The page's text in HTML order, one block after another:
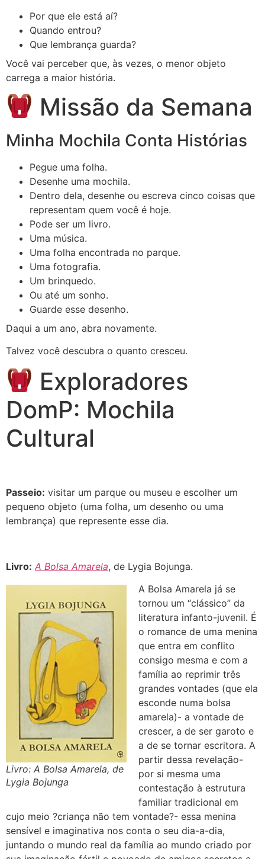
Por que ele está aí?
Quando entrou?
Que lembrança guarda?
Você vai perceber que, às vezes, o menor objeto
carrega a maior história.
Missão da Semana
Minha Mochila Conta Histórias
Pegue uma folha.
Desenhe uma mochila.
Dentro dela, desenhe ou escreva cinco coisas que
representam quem você é hoje.
Pode ser um livro.
Uma música.
Uma folha encontrada no parque.
Uma fotografia.
Um brinquedo.
Ou até um sonho.
Guarde esse desenho.
Daqui a um ano, abra novamente.
Talvez você descubra o quanto cresceu.
Exploradores
DomP: Mochila
Cultural
Passeio: visitar um parque ou museu e escolher um
pequeno objeto (uma folha, um desenho ou uma
lembrança) que represente esse dia.
Livro: A Bolsa Amarela, de Lygia Bojunga.
Livro: A Bolsa Amarela, de
Lygia Bojunga
A Bolsa Amarela já se
tornou um “clássico” da
literatura infanto-juvenil. É
o romance de uma menina
que entra em conflito
consigo mesma e com a
família ao reprimir três
grandes vontades (que ela
esconde numa bolsa
amarela)- a vontade de
crescer, a de ser garoto e
a de se tornar escritora. A
partir dessa revelação-
por si mesma uma
contestação à estrutura
familiar tradicional em
cujo meio ?criança não tem vontade?- essa menina
sensível e imaginativa nos conta o seu dia-a-dia,
juntando o mundo real da família ao mundo criado por